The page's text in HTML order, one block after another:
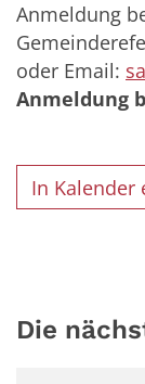
Anmeldung
oder Email:
Anmeldung
In Kalender
Die